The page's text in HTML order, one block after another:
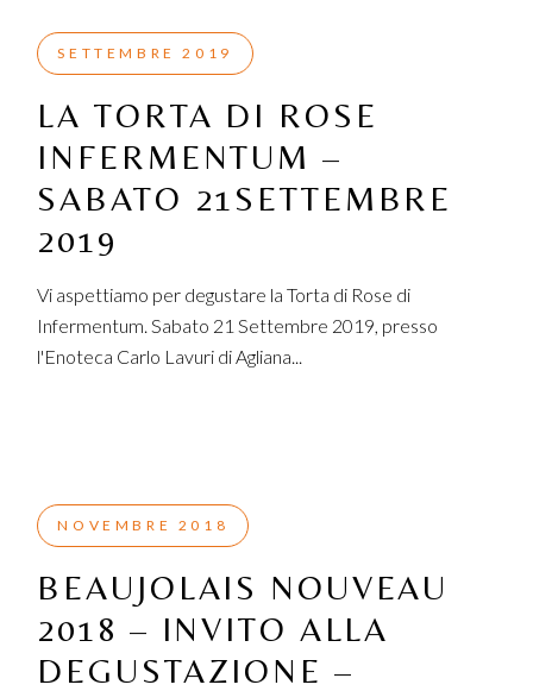
SETTEMBRE 2019
LA TORTA DI ROSE
INFERMENTUM –
SABATO 21SETTEMBRE
2019
Vi aspettiamo per degustare la Torta di Rose di
Infermentum. Sabato 21 Settembre 2019, presso
l'Enoteca Carlo Lavuri di Agliana...
NOVEMBRE 2018
BEAUJOLAIS NOUVEAU
2018 – INVITO ALLA
DEGUSTAZIONE –